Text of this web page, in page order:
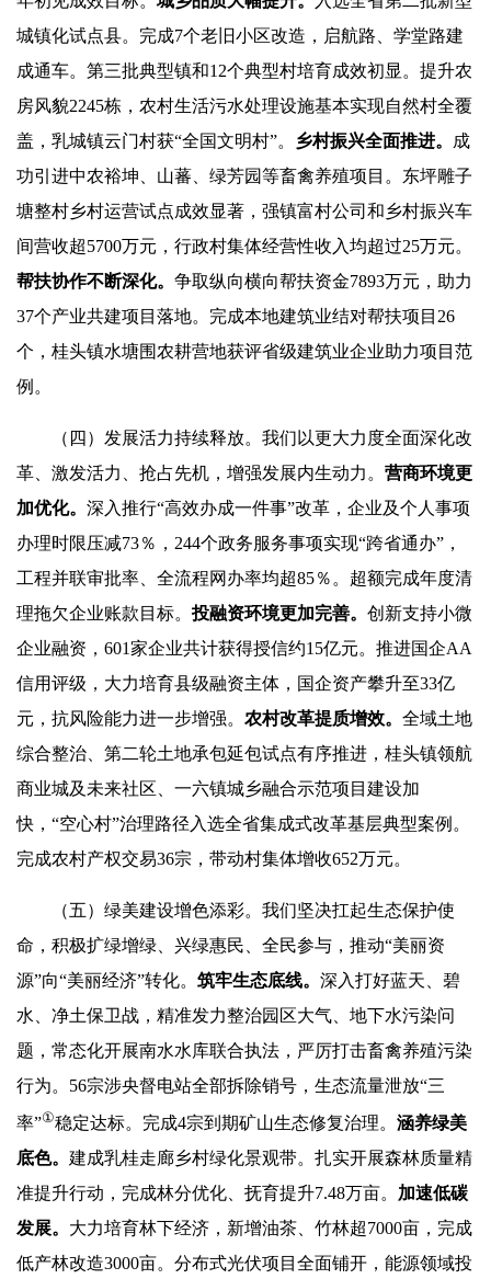
城镇化试点县。完成7个老旧小区改造，启航路、学堂路建
成通车。第三批典型镇和12个典型村培育成效初显。提升农
房风貌2245栋，农村生活污水处理设施基本实现自然村全覆
盖，乳城镇云门村获“全国文明村”。
乡村振兴全面推进。
成
功引进中农裕坤、山蕃、绿芳园等畜禽养殖项目。东坪雕子
塘整村乡村运营试点成效显著，强镇富村公司和乡村振兴车
间营收超5700万元，行政村集体经营性收入均超过25万元。
帮扶协作不断深化。 争取纵向横向帮扶资金7893万元，助力
37个产业共建项目落地。完成本地建筑业结对帮扶项目26
个，桂头镇水塘围农耕营地获评省级建筑业企业助力项目范
例。
（四）发展活力持续释放。我们以更大力度全面深化改
革、激发活力、抢占先机，增强发展内生动力。 营商环境更
加优化。 深入推行“高效办成一件事”改革，企业及个人事项
办理时限压减73％，244个政务服务事项实现“跨省通办”，
工程并联审批率、全流程网办率均超85％。超额完成年度清
理拖欠企业账款目标。投融资环境更加完善。 创新支持小微
企业融资，601家企业共计获得授信约15亿元。推进国企AA
信用评级，大力培育县级融资主体，国企资产攀升至33亿
元，抗风险能力进一步增强。 农村改革提质增效。 全域土地
综合整治、第二轮土地承包延包试点有序推进，桂头镇领航
商业城及未来社区、一六镇城乡融合示范项目建设加
快，“空心村”治理路径入选全省集成式改革基层典型案例。
完成农村产权交易36宗，带动村集体增收652万元。
（五）绿美建设增色添彩。我们坚决扛起生态保护使
命，积极扩绿增绿、兴绿惠民、全民参与，推动“美丽资
源”向“美丽经济”转化。 筑牢生态底线。 深入打好蓝天、碧
水、净土保卫战，精准发力整治园区大气、地下水污染问
题，常态化开展南水水库联合执法，严厉打击畜禽养殖污染
行为。56宗涉央督电站全部拆除销号，生态流量泄放“三
率”①稳定达标。完成4宗到期矿山生态修复治理。 涵养绿美
底色。 建成乳桂走廊乡村绿化景观带。扎实开展森林质量精
准提升行动，完成林分优化、抚育提升7.48万亩。 加速低碳
发展。 大力培育林下经济，新增油茶、竹林超7000亩，完成
低产林改造3000亩。分布式光伏项目全面铺开，能源领域投